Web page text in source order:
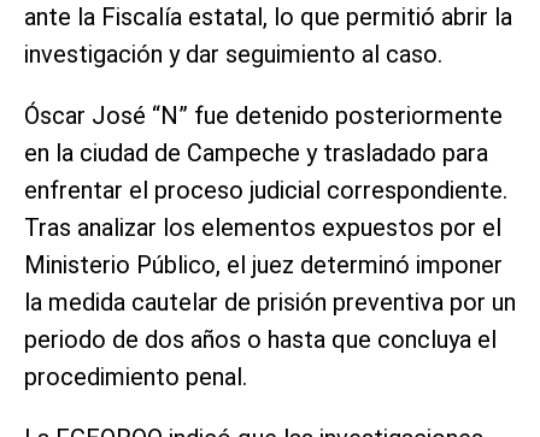
ante la Fiscalía estatal, lo que permitió abrir la
investigación y dar seguimiento al caso.
Óscar José “N” fue detenido posteriormente
en la ciudad de Campeche y trasladado para
enfrentar el proceso judicial correspondiente.
Tras analizar los elementos expuestos por el
Ministerio Público, el juez determinó imponer
la medida cautelar de prisión preventiva por un
periodo de dos años o hasta que concluya el
procedimiento penal.